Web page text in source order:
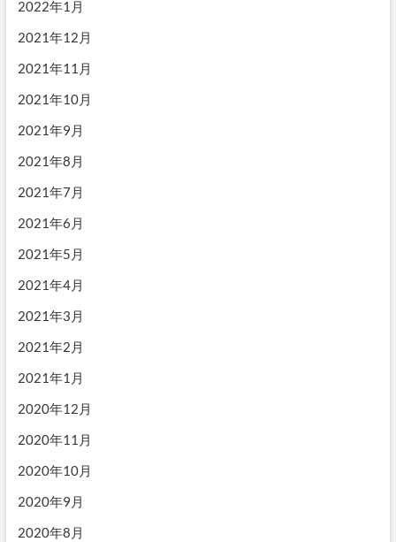
2022年1月
2021年12月
2021年11月
2021年10月
2021年9月
2021年8月
2021年7月
2021年6月
2021年5月
2021年4月
2021年3月
2021年2月
2021年1月
2020年12月
2020年11月
2020年10月
2020年9月
2020年8月